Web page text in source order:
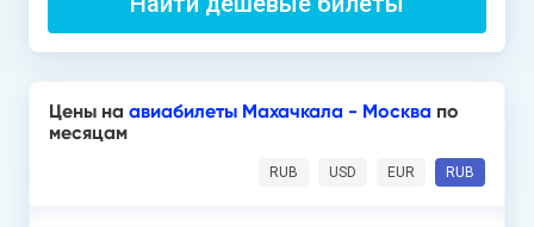
Цены на авиабилеты Махачкала - Москва по
месяцам
RUB USD EUR RUB